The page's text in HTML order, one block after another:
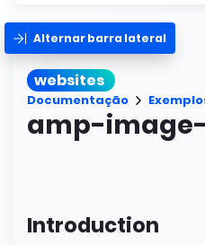
Alternar barra lateral
websites
Documentação
amp-
Introduction